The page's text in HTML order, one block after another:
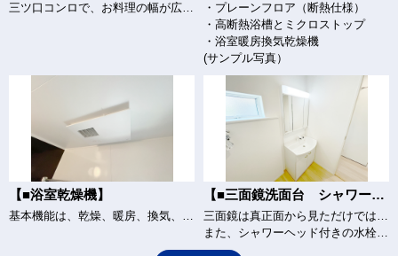
三ツ口コンロで、お料理の幅が広がります。グリル付き。(サンプル写真）
・プレーンフロア（断熱仕様）
・高断熱浴槽とミクロストップ
・浴室暖房換気乾燥機
(サンプル写真）
【■浴室乾燥機】
基本機能は、乾燥、暖房、換気、涼風、24時間換気の5つです。それぞれの機能に特長があり、毎日使用するにあたり、季節に合った使用方法がありますので、浴室乾燥機は年間を通して使うことができます。(サンプル写真）
【■三面鏡洗面台 シャワーヘッド付き】
三面鏡は真正面から見ただけでは気付けない色んな角度から確認でき、収納スペースが豊富であるということがメリットです。
また、シャワーヘッド付きの水栓です。(サンプル写真）